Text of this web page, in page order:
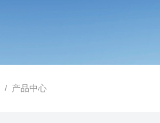
/ 产品中心